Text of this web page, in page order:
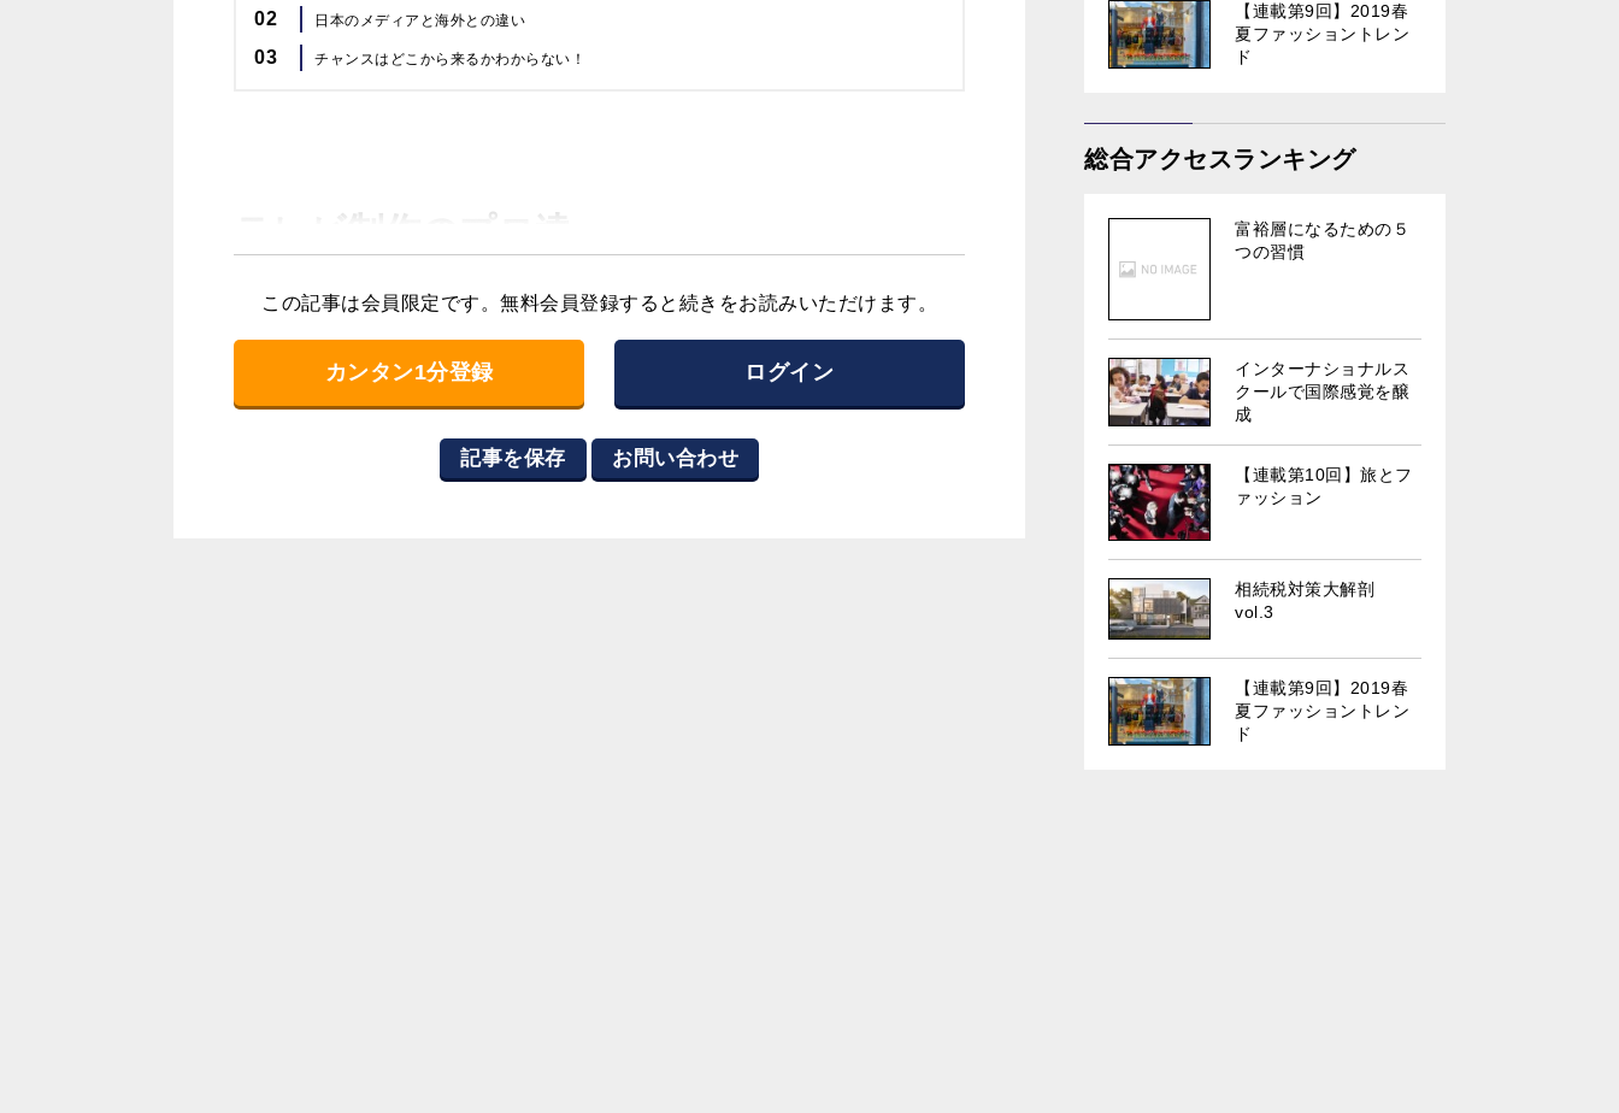
02 日本のメディアと海外との違い
03 チャンスはどこから来るかわからない！
―テレビに出演されたときの雰囲気はいかがでしたか。
自分はカメラの前で演じる時が一番好きなんですよ。そこに魂がある気がし
この記事は会員限定です。 無料会員登録すると続きをお読みいただけます。
カンタン1分登録 ログイン
記事を保存 お問い合わせ
【連載第9回】2019春
夏ファッショントレン
ド
総合アクセスランキング
富裕層になるための５
つの習慣
インターナショナルス
クールで国際感覚を醸
成
【連載第10回】旅とフ
ァッション
相続税対策大解剖
vol.3
【連載第9回】2019春
夏ファッショントレン
ド